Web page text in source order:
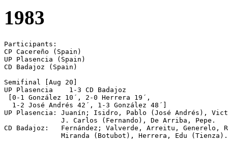
1983
Participants:
CP Cacereño (Spain)
UP Plasencia (Spain)
CD Badajoz (Spain)
Semifinal [Aug 20]
UP Plasencia	1-3 CD Badajoz
[0-1 González 10´, 2-0 Herrera 19´,
  1-2 José Andrés 42´, 1-3 González 48´]
UP Plasencia: Juanín; Isidro, Pablo (José Andrés),
              J. Carlos (Fernando), De Arriba, Pepe.
CD Badajoz:   Fernández; Valverde, Arreitu, Generelo,
              Miranda (Botubot), Herrera, Edu (Tienza).